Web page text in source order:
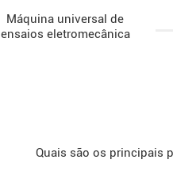
Máquina universal de
ensaios eletromecânica
Quais são os principais